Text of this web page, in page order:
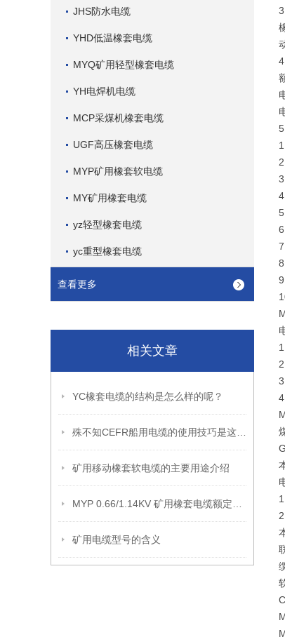
JHS防水电缆
YHD低温橡套电缆
MYQ矿用轻型橡套电缆
YH电焊机电缆
MCP采煤机橡套电缆
UGF高压橡套电缆
MYP矿用橡套软电缆
MY矿用橡套电缆
yz轻型橡套电缆
yc重型橡套电缆
查看更多
相关文章
YC橡套电缆的结构是怎么样的呢？
矿用移动橡套软电缆的主要用途介绍
矿用电缆型号的含义